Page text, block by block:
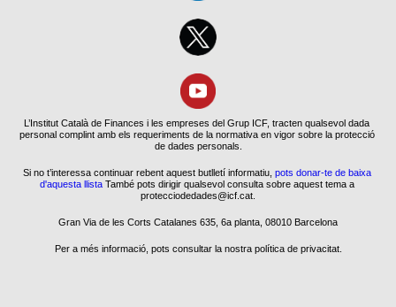
L’Institut Català de Finances i les empreses del Grup ICF, tracten qualsevol dada
personal complint amb els requeriments de la normativa en vigor sobre la protecció
de dades personals.
Si no t’interessa continuar rebent aquest butlletí informatiu, pots donar-te de baixa
d'aquesta llista També pots dirigir qualsevol consulta sobre aquest tema a
protecciodedades@icf.cat.
Gran Via de les Corts Catalanes 635, 6a planta, 08010 Barcelona
Per a més informació, pots consultar la nostra política de privacitat.